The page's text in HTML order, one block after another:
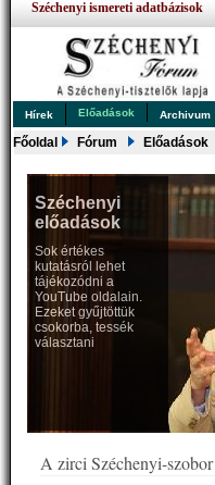
Széchenyi ismereti adatbázisok
Hírek Előadások Archivum
Főoldal Fórum Előadások
Széchenyi
előadások
Sok értékes
kutatásról lehet
tájékozódni a
YouTube oldalain.
Ezeket gyűjtöttük
csokorba, tessék
választani
A zirci Széchenyi-